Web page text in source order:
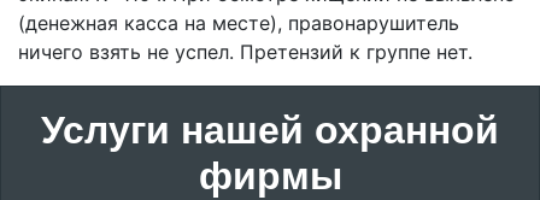
(денежная касса на месте), правонарушитель
ничего взять не успел. Претензий к группе нет.
Услуги нашей охранной
фирмы